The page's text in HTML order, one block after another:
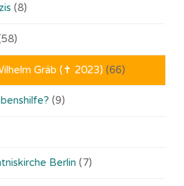
(8)
Gräb (✝ 2023) (66)
(9)
Berlin (7)